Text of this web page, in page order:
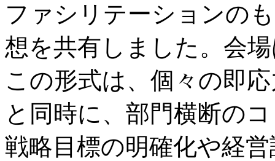
ファシリテーションの
想を共有しました。会
この形式は、個々の即
と同時に、部門横断の
戦略目標の明確化や経